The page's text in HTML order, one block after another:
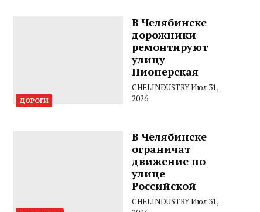
ДОРОГИ
В Челябинске
дорожники
ремонтируют
улицу
Пионерская
CHELINDUSTRYИюл 31,
2026
В Челябинске
ограничат
движение по
улице
Российской
CHELINDUSTRYИюл 31,